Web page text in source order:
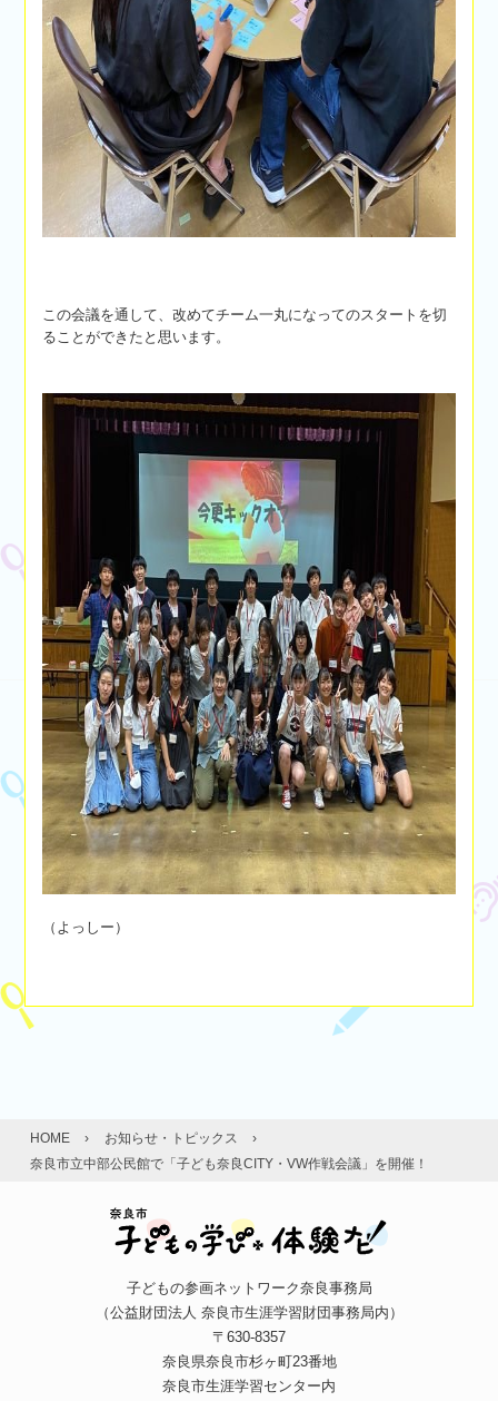
この会議を通して、改めてチーム一丸になってのスタートを切
ることができたと思います。
（よっしー）
HOME › お知らせ・トピックス
›
奈良市立中部公民館で「子ども奈良CITY・VW作戦会議」を開催！
子どもの参画ネットワーク奈良事務局
（公益財団法人 奈良市生涯学習財団事務局内）
〒630-8357
奈良県奈良市杉ヶ町23番地
奈良市生涯学習センター内